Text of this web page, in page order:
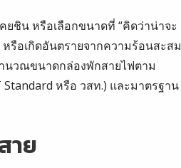
ชิน หรือเลือกขนาดที่ “คิดว่าน่าจะ
รือเกิดอันตรายจากความร้อนสะสม
นวณขนาดกล่องพักสายไฟตาม
หรือ วสท.) และมาตรฐาน
าย